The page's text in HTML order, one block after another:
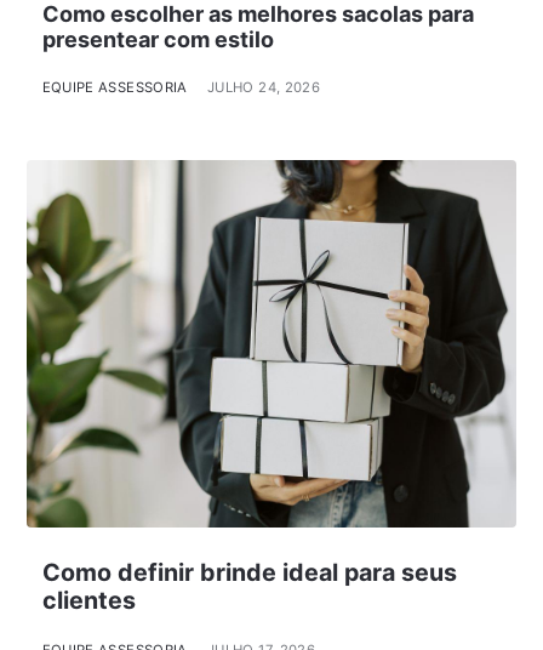
Como escolher as melhores sacolas para
presentear com estilo
EQUIPE ASSESSORIA JULHO 24, 2026
Como definir brinde ideal para seus
clientes